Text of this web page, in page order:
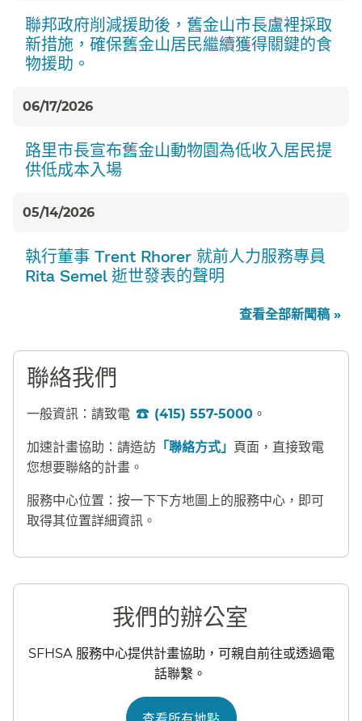
聯邦政府削減援助後，舊金山市長盧裡採取
新措施，確保舊金山居民繼續獲得關鍵的食
物援助。​​
06/17/2026
路里市長宣布舊金山動物園為低收入居民提
供低成本入場​​
05/14/2026
執行董事 Trent Rhorer 就前人力服務專員
Rita Semel 逝世發表的聲明​​
查看全部新聞稿 »​​
聯絡我們​​
一般資訊：請致電 (415) 557-5000。​​
加速計畫協助：請造訪 「聯絡方式」 頁面，直接致電
您想要聯絡的計畫。​​
服務中心位置：按一下下方地圖上的服務中心，即可
取得其位置詳細資訊。​​
我們的辦公室​​
SFHSA 服務中心提供計畫協助，可親自前往或透過電
話聯繫。​​